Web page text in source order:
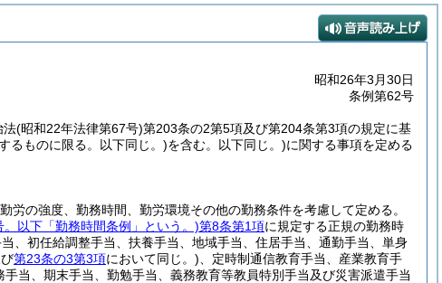
昭和26年3月30日
条例第62号
法(昭和22年法律第67号)第203条の2第5項及び第204条第3項の規定に基
るものに限る。以下同じ。)を含む。以下同じ。)に関する事項を定める
の強度、勤務時間、勤労環境その他の勤務条件を考慮して定める。
以下「勤務時間条例」という。)第8条第1項に規定する正規の勤務時
、初任給調整手当、扶養手当、地域手当、住居手当、通勤手当、単身
第23条の3第3項において同じ。) 、定時制通信教育手当、産業教育手
当、期末手当、勤勉手当、義務教育等教員特別手当及び災害派遣手当